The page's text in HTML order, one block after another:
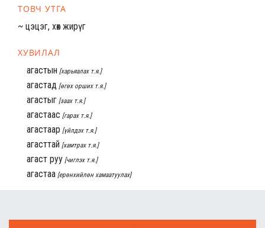
ТОВЧ УТГА
~ цэцэг, хөх жирүг
ХУВИЛАЛ
агастын [харьяалах т.я.]
агастад [өгөх орших т.я.]
агастыг [заах т.я.]
агастаас [гарах т.я.]
агастаар [үйлдэх т.я.]
агасттай [хамтрах т.я.]
агаст руу [чиглэх т.я.]
агастаа [ерөнхийлөн хамаатуулах]